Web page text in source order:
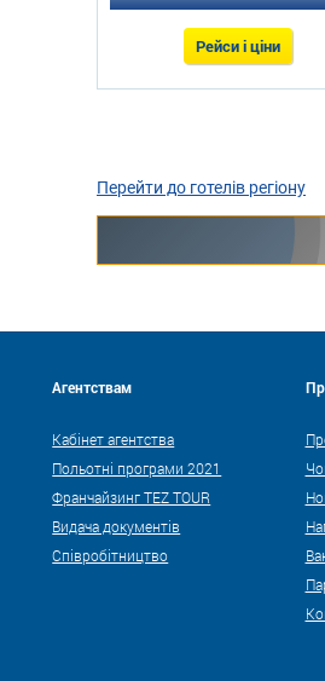
Рейси і ціни
Перейти до готелів регіону
Агентствам
Кабінет агентства
Польотні програми 2021
Франчайзинг TEZ TOUR
Видача документів
Співробітництво